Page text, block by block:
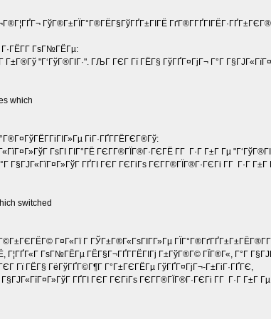
ГўГ®Г±ГЇГ°Г®ГЁГ§ГўГҐГ±ГІГЁ
Г·ГЁГ­Г ГѕГ№ГЁГµ:
Г±Г®Гў "Г‘ГўГ®ГІГ·". ГЉГ ГЄГ Гї ГЁГ§ ГўГҐГ¤ГјГ¬ Г°Г
which
ГіГ·ГҐГ­ГЁГЄГ®Гў:
ГѕГІ ГІГ°ГЁ ГЄГ­Г®ГЇГ®Г·ГЄГЁ Г­Г Г·Г Г±Г Гµ
Г§ГЈГ«ГїГ¤Г»ГўГ ГҐГІ ГЄГ ГЄГіГѕ ГЄГ­Г®ГЇГ®Г·ГЄГі Г­Г Г·Г Г±Г
switched
Г¤Г«Гї Г ГЎГ±Г®Г«ГѕГІГ­Г»Гµ
ГѕГ№ГЁГµ ГЁГ§Г¬ГҐГ­ГЁГІГј Г±ГўГ®Г© ГЇГ®Г«, Г°Г
Гї ГЁГ§ ГёГўГҐГ©Г¶Г Г°Г±ГЄГЁГµ ГўГҐГ¤ГјГ¬-Г±ГіГ·ГҐГЄ,
ГҐГІ ГЄГ ГЄГіГѕ ГЄГ­Г®ГЇГ®Г·ГЄГі Г­Г Г·Г Г±Г Гµ